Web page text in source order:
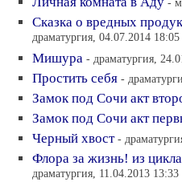
Cказка о вредных
драматургия, 04.07.2014 18:05
Мишура - драматургия,
Простить себя -
Замок под Сочи акт
Замок под Сочи акт
Черный хвост -
Флора за жизнь! из
драматургия, 11.04.2013 13:33